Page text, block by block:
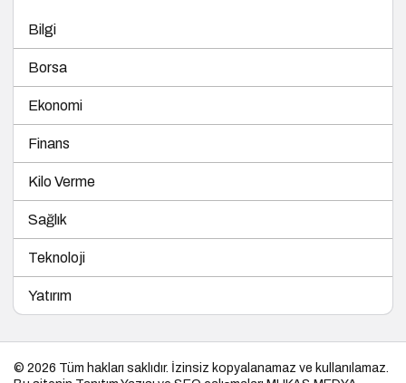
Bilgi
Borsa
Ekonomi
Finans
Kilo Verme
Sağlık
Teknoloji
Yatırım
© 2026 Tüm hakları saklıdır. İzinsiz kopyalanamaz ve kullanılamaz.